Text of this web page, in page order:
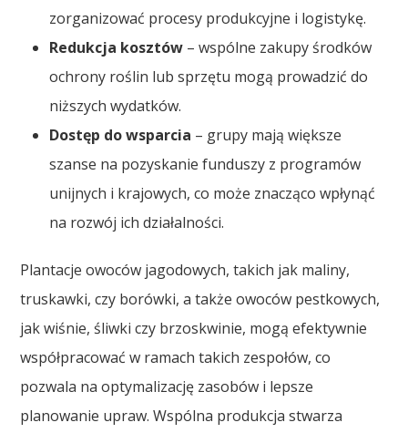
zorganizować procesy produkcyjne i logistykę.
Redukcja kosztów – wspólne zakupy środków
ochrony roślin lub sprzętu mogą prowadzić do
niższych wydatków.
Dostęp do wsparcia – grupy mają większe
szanse na pozyskanie funduszy z programów
unijnych i krajowych, co może znacząco wpłynąć
na rozwój ich działalności.
Plantacje owoców jagodowych, takich jak maliny,
truskawki, czy borówki, a także owoców pestkowych,
jak wiśnie, śliwki czy brzoskwinie, mogą efektywnie
współpracować w ramach takich zespołów, co
pozwala na optymalizację zasobów i lepsze
planowanie upraw. Wspólna produkcja stwarza